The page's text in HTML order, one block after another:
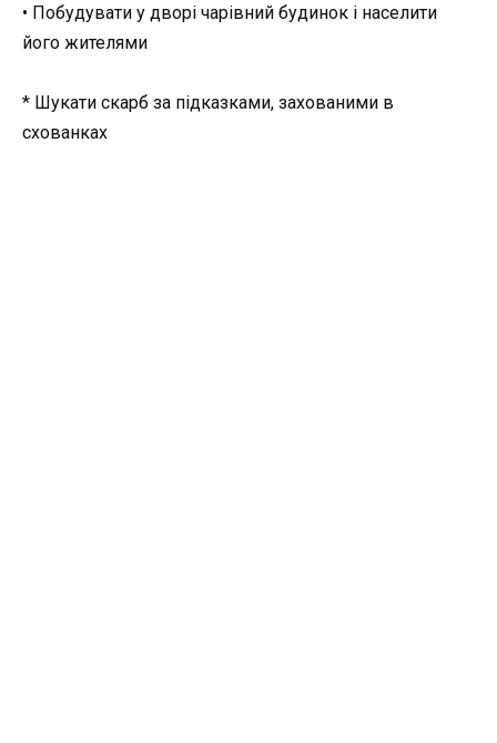
• Побудувати у дворі чарівний будинок і населити
його жителями
* Шукати скарб за підказками, захованими в
схованках